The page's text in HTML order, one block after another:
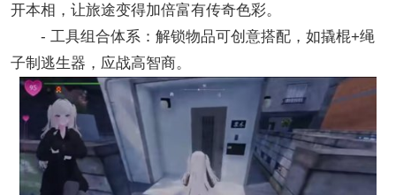
开本相，让旅途变得加倍富有传奇色彩。
- 工具组合体系：解锁物品可创意搭配，如撬棍+绳
子制逃生器，应战高智商。